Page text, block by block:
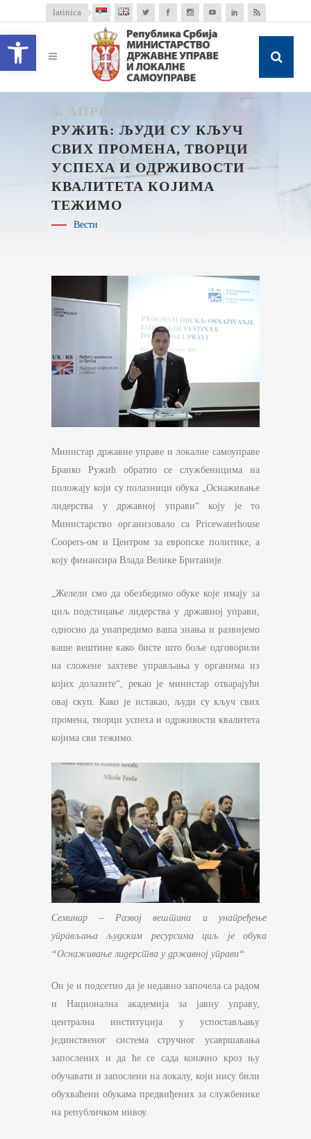
Open toolbar
latinica
5. АПРИЛА 2018.
РУЖИЋ: ЉУДИ СУ КЉУЧ
СВИХ ПРОМЕНА, ТВОРЦИ
УСПЕХА И ОДРЖИВОСТИ
КВАЛИТЕТА КОЈИМА
ТЕЖИМО
Вести
Mинистар државне управе и локалне самоуправе
Бранко Ружић обратио се службеницима на
положају који су полазници обука „Оснаживање
лидерства у државној управи“ коју је то
Министарство организовало са Pricewaterhouse
Coopers-oм и Центром за европске политике, а
коју финансира Влада Велике Британије.
„Желели смо да обезбедимо обуке које имају за
циљ подстицање лидерства у државној управи,
односно да унапредимо ваша знања и развијемо
ваше вештине како бисте што боље одговорили
на сложене захтеве управљања у органима из
којих долазите“, рекао је министар отварајући
овај скуп. Како је истакао, људи су кључ свих
промена, творци успеха и одрживости квалитета
којима сви тежимо.
Семинар – Развој вештина и унапређење
управљања људским ресурсима циљ је обука
“Оснаживање лидерства у државној управи“
Он је и подсетио да је недавно започела са радом
и Национална академија за јавну управу,
централна институција у успостављању
јединственог система стручног усавршавања
запослених и да ће се сада коначно кроз њу
обучавати и запослени на локалу, који нису били
обухваћени обукама предвиђених за службенике
на републичком нивоу.